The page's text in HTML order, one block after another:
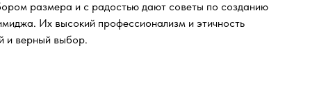
размера и с радостью дают советы по созданию
Их высокий профессионализм и этичность
и верный выбор.